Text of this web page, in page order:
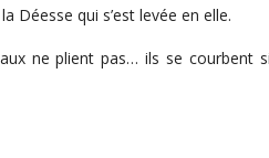
Déesse qui s’est levée en elle.
ne plient pas… ils se courbent